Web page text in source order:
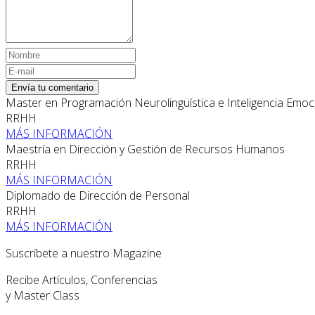
Envía tu comentario
Master en Programación Neurolingüística e Inteligencia
RRHH
MÁS INFORMACIÓN
Maestría en Dirección y Gestión de Recursos Humanos
RRHH
MÁS INFORMACIÓN
Diplomado de Dirección de Personal
RRHH
MÁS INFORMACIÓN
Suscríbete a nuestro Magazine
Recibe Artículos, Conferencias
y Master Class